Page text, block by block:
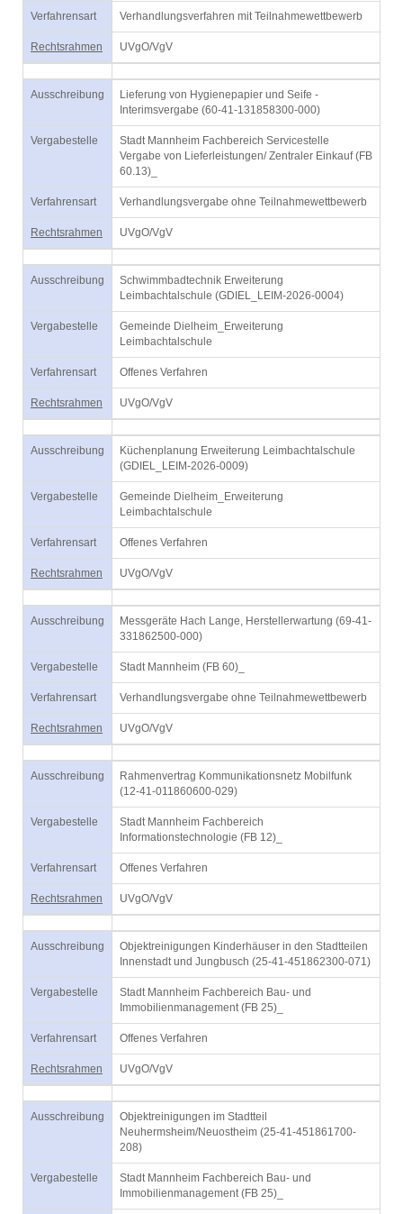
Verfahrensart Verhandlungsverfahren mit Teilnahmewettbewerb
Rechtsrahmen UVgO/VgV
Ausschreibung
Lieferung von Hygienepapier und Seife -
Interimsvergabe (60-41-131858300-000)
Vergabestelle
Stadt Mannheim Fachbereich Servicestelle
Vergabe von Lieferleistungen/ Zentraler Einkauf (FB
60.13)_
Verfahrensart Verhandlungsvergabe ohne Teilnahmewettbewerb
Rechtsrahmen UVgO/VgV
Ausschreibung
Schwimmbadtechnik Erweiterung
Leimbachtalschule (GDIEL_LEIM-2026-0004)
Vergabestelle
Gemeinde Dielheim_Erweiterung
Leimbachtalschule
Verfahrensart Offenes Verfahren
Rechtsrahmen UVgO/VgV
Ausschreibung
Küchenplanung Erweiterung Leimbachtalschule
(GDIEL_LEIM-2026-0009)
Vergabestelle
Gemeinde Dielheim_Erweiterung
Leimbachtalschule
Verfahrensart Offenes Verfahren
Rechtsrahmen UVgO/VgV
Ausschreibung
Messgeräte Hach Lange, Herstellerwartung (69-41-
331862500-000)
Vergabestelle Stadt Mannheim (FB 60)_
Verfahrensart Verhandlungsvergabe ohne Teilnahmewettbewerb
Rechtsrahmen UVgO/VgV
Ausschreibung
Rahmenvertrag Kommunikationsnetz Mobilfunk
(12-41-011860600-029)
Vergabestelle
Stadt Mannheim Fachbereich
Informationstechnologie (FB 12)_
Verfahrensart Offenes Verfahren
Rechtsrahmen UVgO/VgV
Ausschreibung
Objektreinigungen Kinderhäuser in den Stadtteilen
Innenstadt und Jungbusch (25-41-451862300-071)
Vergabestelle
Stadt Mannheim Fachbereich Bau- und
Immobilienmanagement (FB 25)_
Verfahrensart Offenes Verfahren
Rechtsrahmen UVgO/VgV
Ausschreibung
Objektreinigungen im Stadtteil
Neuhermsheim/Neuostheim (25-41-451861700-
208)
Vergabestelle
Stadt Mannheim Fachbereich Bau- und
Immobilienmanagement (FB 25)_